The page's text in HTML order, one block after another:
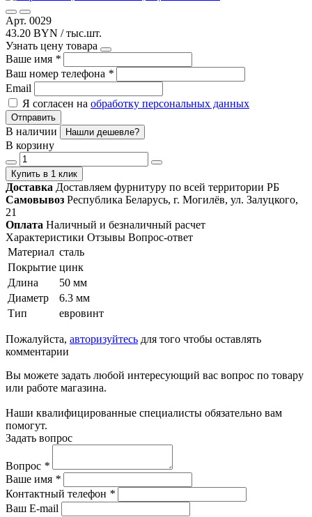
Арт. 0029
43.20 BYN / тыс.шт.
Узнать цену товара
Ваше имя *
Ваш номер телефона *
Email
Я согласен на обработку персональных данных
Отправить
В наличии Нашли дешевле?
В корзину
Купить в 1 клик
Доставка Доставляем фурнитуру по всей территории РБ
Самовывоз Республика Беларусь, г. Могилёв, ул. Залуцкого,
21
Оплата Наличный и безналичный расчет
Характеристики Отзывы Вопрос-ответ
Материал сталь
Покрытие цинк
Длина
50 мм
Диаметр
6.3 мм
Тип
евровинт
Пожалуйста, авторизуйтесь для того чтобы оставлять
комментарии
Вы можете задать любой интересующий вас вопрос по товару
или работе магазина.
Наши квалифицированные специалисты обязательно вам
помогут.
Задать вопрос
Вопрос *
Ваше имя *
Контактный телефон *
Ваш E-mail